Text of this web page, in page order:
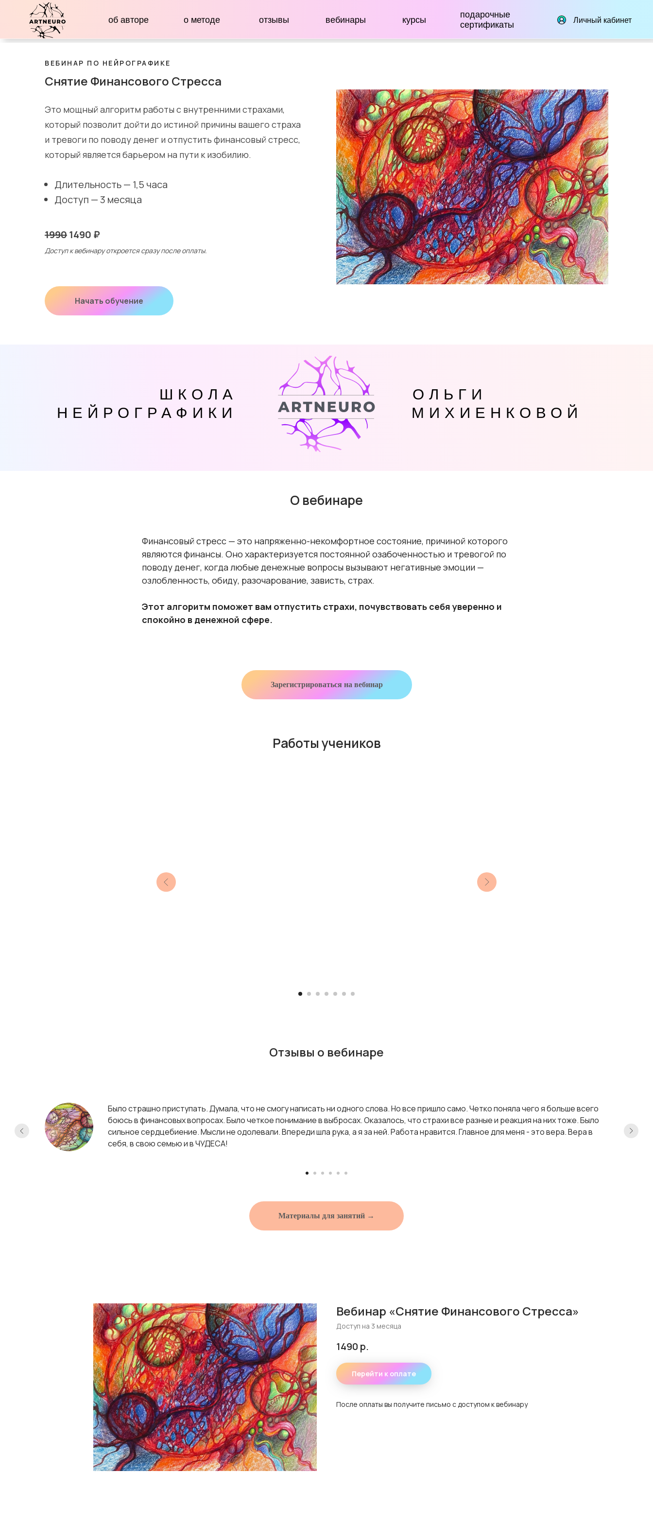
Личный кабинет
вебинары
подарочные
сертификаты
курсы
об авторе о методе отзывы
ВЕБИНАР ПО НЕЙРОГРАФИКЕ
Снятие Финансового Стресса
Это мощный алгоритм работы с внутренними страхами,
который позволит дойти до истиной причины вашего страха
и тревоги по поводу денег и отпустить финансовый стресс,
который является барьером на пути к изобилию.
Длительность — 1,5 часа
Доступ — 3 месяца
19901490 ₽
Доступ к вебинару откроется сразу после оплаты.
Начать обучение
ШКОЛА
НЕЙРОГРАФИКИ
ОЛЬГИ
МИХИЕНКОВОЙ
О вебинаре
Финансовый стресс — это напряженно-некомфортное состояние, причиной которого
являются финансы. Оно характеризуется постоянной озабоченностью и тревогой по
поводу денег, когда любые денежные вопросы вызывают негативные эмоции —
озлобленность, обиду, разочарование, зависть, страх.
Этот алгоритм поможет вам отпустить страхи, почувствовать себя уверенно и
спокойно в денежной сфере.
Зарегистрироваться на вебинар
Работы учеников
Отзывы о вебинаре
Было страшно приступать. Думала, что не смогу написать ни одного слова. Но все пришло само. Четко поняла чего я больше всего
боюсь в финансовых вопросах. Было четкое понимание в выбросах. Оказалось, что страхи все разные и реакция на них тоже. Было
сильное сердцебиение. Мысли не одолевали. Впереди шла рука, а я за ней. Работа нравится. Главное для меня - это вера. Вера в
себя, в свою семью и в ЧУДЕСА!
Материалы для занятий →
Вебинар «Снятие Финансового Стресса»
Доступ на 3 месяца
1490 р.
Перейти к оплате
После оплаты вы получите письмо с доступом к вебинару